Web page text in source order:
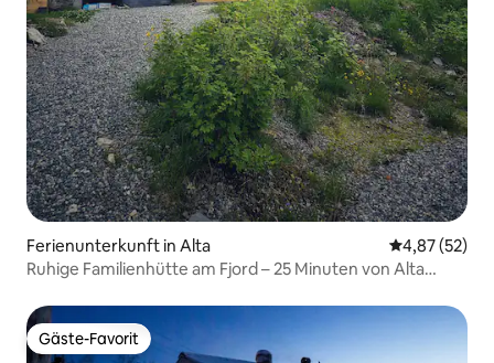
Ferienunterkunft in Alta
4,87 (52)
Ruhige Familienhütte am Fjord – 25 Minuten von Alta
Gäste-Favorit
Gäste-Favorit